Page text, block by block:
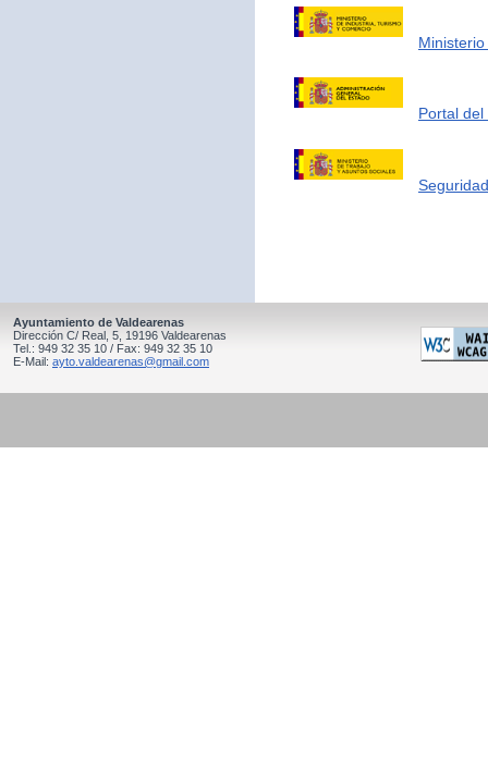
Portal
Ayuntamiento de Valdearenas
Dirección C/ Real, 5, 19196 Valdearenas
Tel.: 949 32 35 10 / Fax: 949 32 35 10
E-Mail: ayto.valdearenas@gmail.com